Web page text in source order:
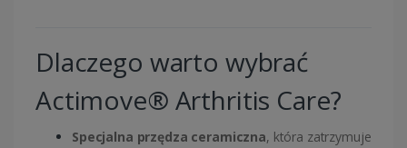
Dlaczego warto wybrać
Actimove® Arthritis Care?
Specjalna przędza ceramiczna, która zatrzymuje